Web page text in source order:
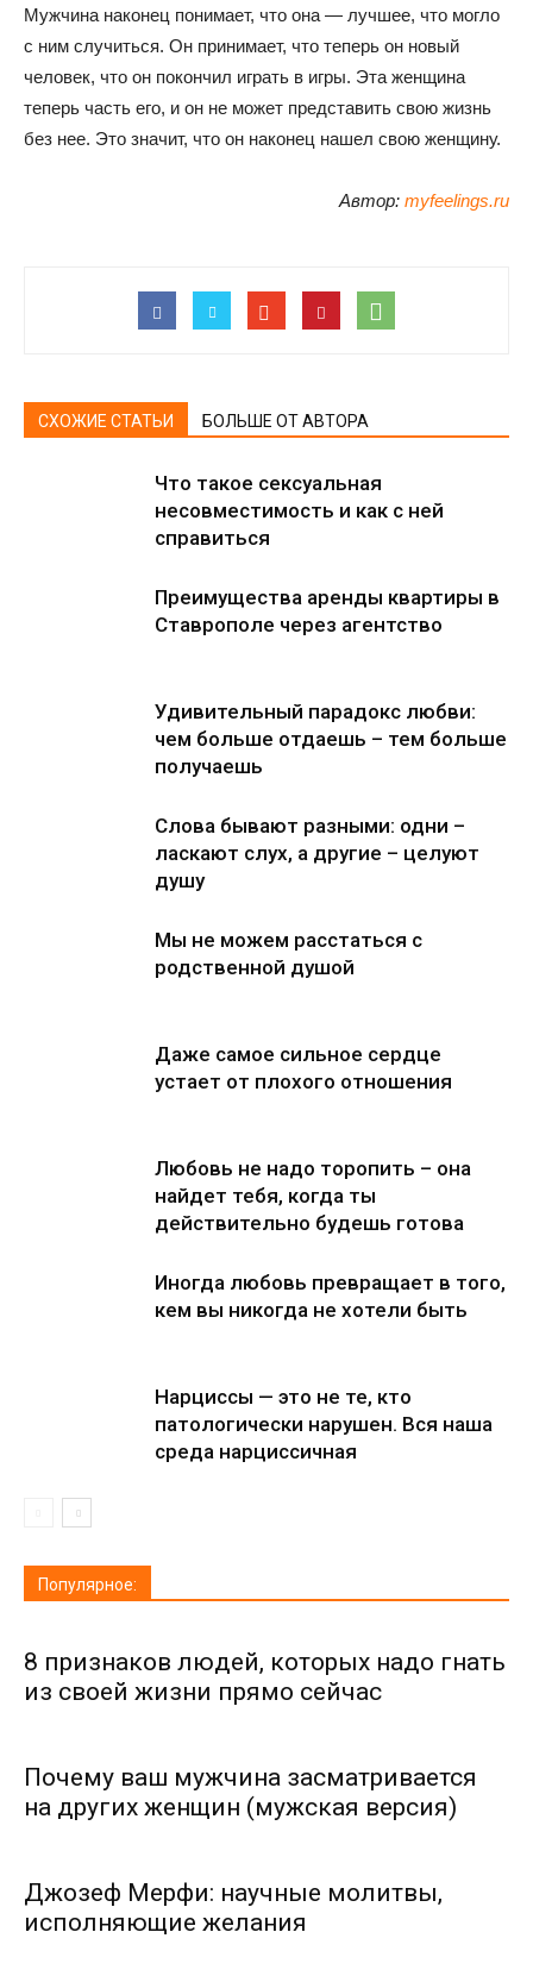
Мужчина наконец понимает, что она — лучшее, что могло
с ним случиться. Он принимает, что теперь он новый
человек, что он покончил играть в игры. Эта женщина
теперь часть его, и он не может представить свою жизнь
без нее. Это значит, что он наконец нашел свою женщину.
Автор: myfeelings.ru
СХОЖИЕ СТАТЬИ БОЛЬШЕ ОТ АВТОРА
Что такое сексуальная
несовместимость и как с ней
справиться
Преимущества аренды квартиры в
Ставрополе через агентство
Удивительный парадокс любви:
чем больше отдаешь – тем больше
получаешь
Слова бывают разными: одни –
ласкают слух, а другие – целуют
душу
Мы не можем расстаться с
родственной душой
Даже самое сильное сердце
устает от плохого отношения
Любовь не надо торопить – она
найдет тебя, когда ты
действительно будешь готова
Иногда любовь превращает в того,
кем вы никогда не хотели быть
Нарциссы — это не те, кто
патологически нарушен. Вся наша
среда нарциссичная
Популярное:
8 признаков людей, которых надо гнать
из своей жизни прямо сейчас
Почему ваш мужчина засматривается
на других женщин (мужская версия)
Джозеф Мерфи: научные молитвы,
исполняющие желания